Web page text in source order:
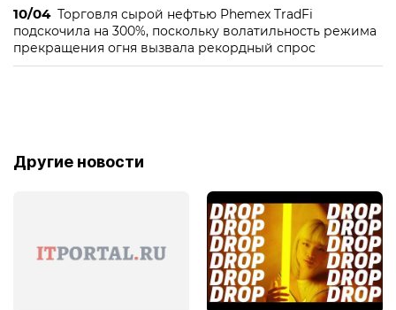
10/04 Торговля сырой нефтью Phemex TradFi
подскочила на 300%, поскольку волатильность режима
прекращения огня вызвала рекордный спрос
Другие новости